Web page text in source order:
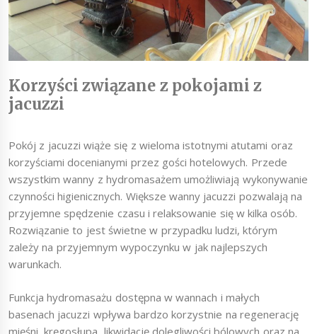
Korzyści związane z pokojami z
jacuzzi
Pokój z jacuzzi wiąże się z wieloma istotnymi atutami oraz
korzyściami docenianymi przez gości hotelowych. Przede
wszystkim wanny z hydromasażem umożliwiają wykonywanie
czynności higienicznych. Większe wanny jacuzzi pozwalają na
przyjemne spędzenie czasu i relaksowanie się w kilka osób.
Rozwiązanie to jest świetne w przypadku ludzi, którym
zależy na przyjemnym wypoczynku w jak najlepszych
warunkach.
Funkcja hydromasażu dostępna w wannach i małych
basenach jacuzzi wpływa bardzo korzystnie na regenerację
mięśni, kręgosłupa, likwidację dolegliwości bólowych oraz na